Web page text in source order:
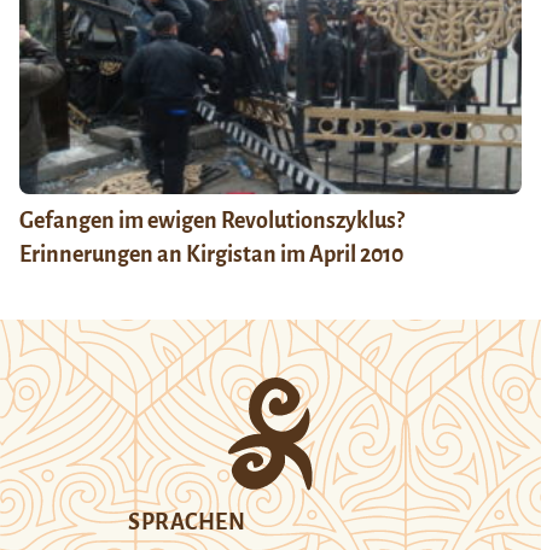
Gefangen im ewigen Revolutionszyklus?
Erinnerungen an Kirgistan im April 2010
SPRACHEN